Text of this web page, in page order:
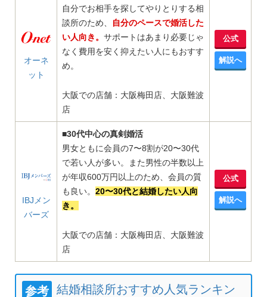
オーネ
ット
自分でお相手を探してやりとりする相
談所のため、
自分のペースで婚活した
い人向き。サポートはあまり必要じゃ
なく費用を安く抑えたい人にもおすす
め。
大阪での店舗：大阪梅田店、大阪難波
店
公式
解説へ
IBJメン
バーズ
■30代中心の真剣婚活
男女ともに会員の7〜8割が20〜30代
で若い人が多い。また男性の半数以上
が年収600万円以上のため、会員の質
も良い。20〜30代と結婚したい人向
き。
大阪での店舗：大阪梅田店、大阪難波
店
公式
解説へ
参考 結婚相談所おすすめ人気ランキン